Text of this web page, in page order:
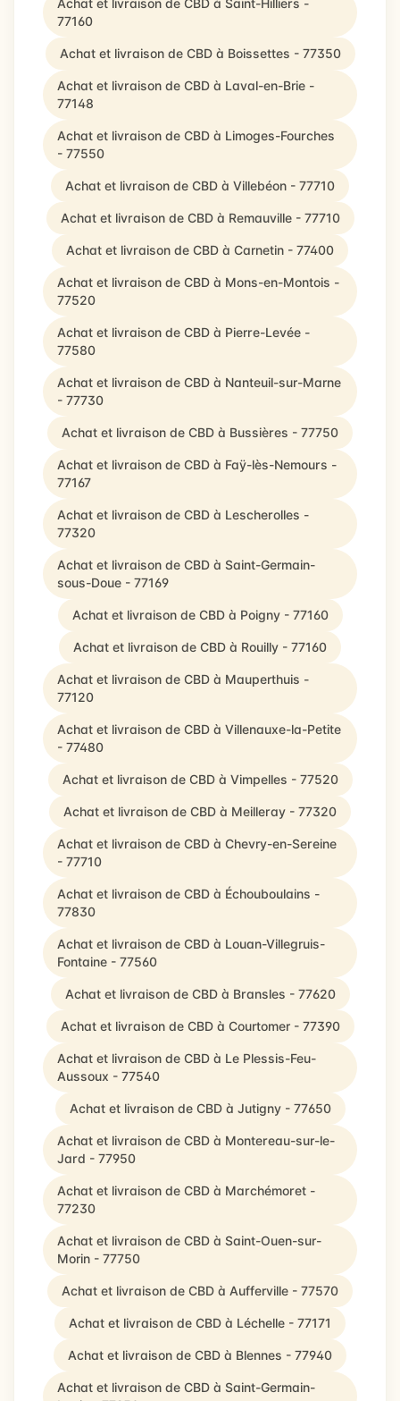
Achat et livraison de CBD à Saint-Hilliers -
77160
Achat et livraison de CBD à Boissettes - 77350
Achat et livraison de CBD à Laval-en-Brie -
77148
Achat et livraison de CBD à Limoges-Fourches
- 77550
Achat et livraison de CBD à Villebéon - 77710
Achat et livraison de CBD à Remauville - 77710
Achat et livraison de CBD à Carnetin - 77400
Achat et livraison de CBD à Mons-en-Montois -
77520
Achat et livraison de CBD à Pierre-Levée -
77580
Achat et livraison de CBD à Nanteuil-sur-Marne
- 77730
Achat et livraison de CBD à Bussières - 77750
Achat et livraison de CBD à Faÿ-lès-Nemours -
77167
Achat et livraison de CBD à Lescherolles -
77320
Achat et livraison de CBD à Saint-Germain-
sous-Doue - 77169
Achat et livraison de CBD à Poigny - 77160
Achat et livraison de CBD à Rouilly - 77160
Achat et livraison de CBD à Mauperthuis -
77120
Achat et livraison de CBD à Villenauxe-la-Petite
- 77480
Achat et livraison de CBD à Vimpelles - 77520
Achat et livraison de CBD à Meilleray - 77320
Achat et livraison de CBD à Chevry-en-Sereine
- 77710
Achat et livraison de CBD à Échouboulains -
77830
Achat et livraison de CBD à Louan-Villegruis-
Fontaine - 77560
Achat et livraison de CBD à Bransles - 77620
Achat et livraison de CBD à Courtomer - 77390
Achat et livraison de CBD à Le Plessis-Feu-
Aussoux - 77540
Achat et livraison de CBD à Jutigny - 77650
Achat et livraison de CBD à Montereau-sur-le-
Jard - 77950
Achat et livraison de CBD à Marchémoret -
77230
Achat et livraison de CBD à Saint-Ouen-sur-
Morin - 77750
Achat et livraison de CBD à Aufferville - 77570
Achat et livraison de CBD à Léchelle - 77171
Achat et livraison de CBD à Blennes - 77940
Achat et livraison de CBD à Saint-Germain-